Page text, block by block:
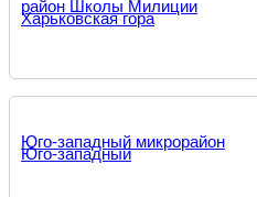
район Школы Милиции
Харьковская гора
Юго-западный микрорайон
Юго-западный